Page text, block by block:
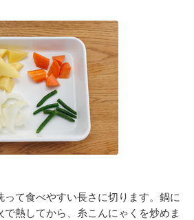
って食べやすい長さに切ります。鍋に
で熱してから、糸こんにゃくを炒めま